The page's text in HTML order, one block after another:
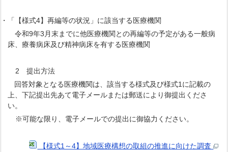
【様式4】再編等の状況」に該当する医療機関
和9年3月末までに他医療機関との再編等の予定がある一般病
床、療養病床及び精神病床を有する医療機関
2 提出方法
対象となる医療機関は、該当する様式及び様式1に記載の
上、下記提出先あて電子メールまたは郵送により御提出くださ
い。
※可能な限り、電子メールでの提出に御協力ください。
【様式1～4】地域医療構想の取組の推進に向けた調査